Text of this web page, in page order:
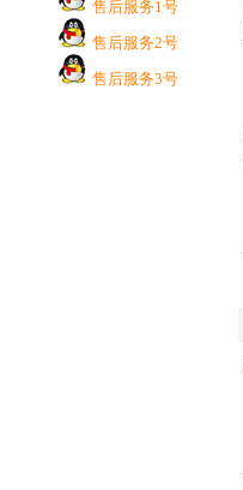
售后服务1号
售后服务2号
售后服务3号